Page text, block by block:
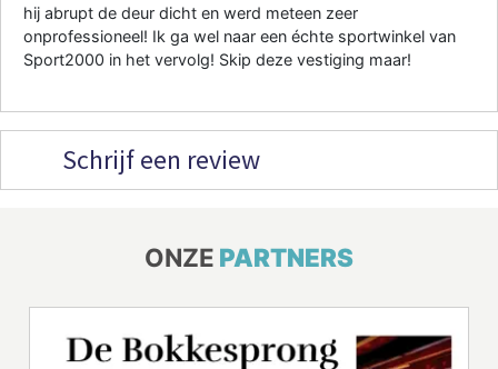
hij abrupt de deur dicht en werd meteen zeer
onprofessioneel! Ik ga wel naar een échte sportwinkel van
Sport2000 in het vervolg! Skip deze vestiging maar!
Schrijf een review
ONZE PARTNERS